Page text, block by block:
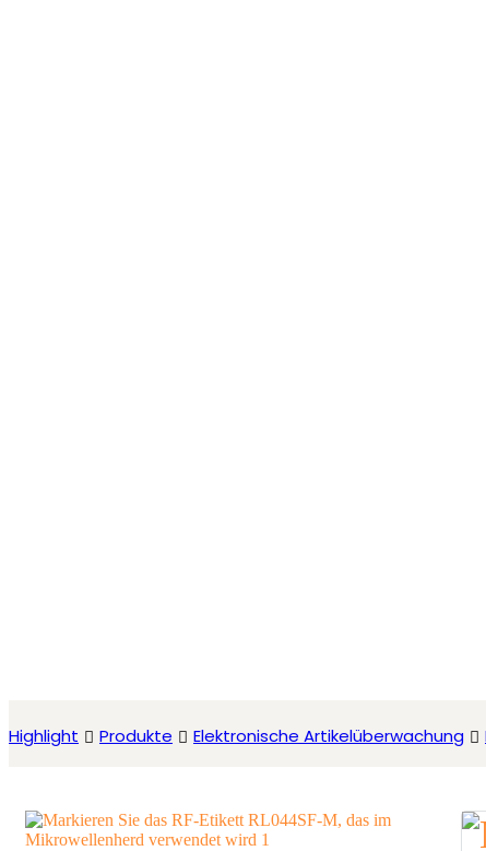
Highlight Produkte Elektronische Artikelüberwachung